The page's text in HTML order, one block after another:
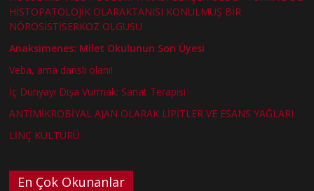
HİSTOPATOLOJİK OLARAKTANISI KONULMUŞ BİR
NÖROSİSTİSERKOZ OLGUSU
Anaksimenes: Milet Okulunun Son Üyesi
Veba, ama danslı olanı!
İç Dünyayı Dışa Vurmak: Sanat Terapisi
ANTİMİKROBİYAL AJAN OLARAK LİPİTLER VE ESANS YAĞLARI
LİNÇ KÜLTÜRÜ
En Çok Okunanlar